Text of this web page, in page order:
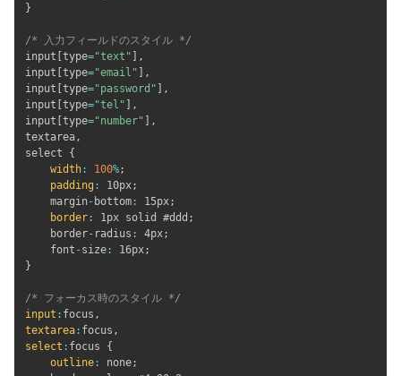
}
/* 入力フィールドのスタイル */
input type="text"
,
input type="email"
,
input type="password"
,
input type="tel"
,
input type="number"
,
textarea,
select {
width : 100%;
padding : 10px;
    margin
- bottom : 15px;
border : 1px solid #ddd ;
    border
- radius : 4px;
    font
- size : 16px;
}
/* フォーカス時のスタイル */
input : focus ,
textarea : focus ,
select : focus {
outline : none;